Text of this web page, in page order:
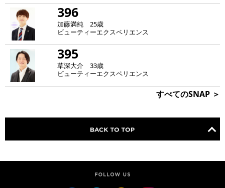
396
加藤満純 25歳
ビューティーエクスペリエンス
395
草深大介 33歳
ビューティーエクスペリエンス
すべてのSNAP ＞